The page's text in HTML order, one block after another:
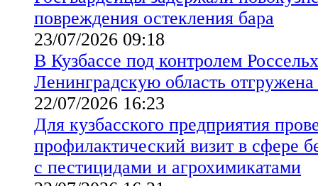
повреждения остекления бара
23/07/2026 09:18
В Кузбассе под контролем
Ленинградскую область
22/07/2026 16:23
Для кузбасского предприятия
профилактический визит в сфере
с пестицидами и агрохимикатами